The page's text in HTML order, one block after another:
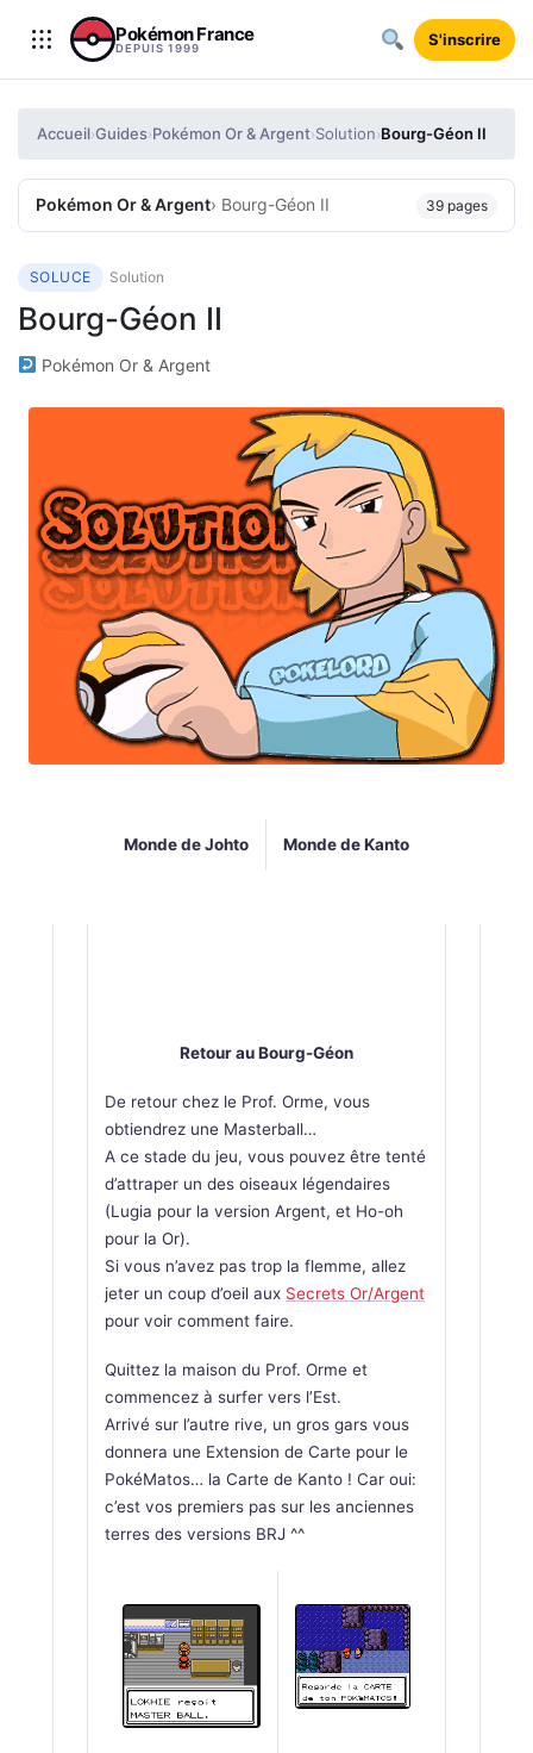
Aller au contenu
Pokémon France
DEPUIS 1999 S'inscrire
Accueil›Guides›Pokémon Or & Argent›Solution›Bourg-Géon II
Pokémon Or & Argent› Bourg-Géon II 39 pages
SOLUCE Solution
Bourg-Géon II
Pokémon Or & Argent
Monde de Johto Monde de Kanto
Retour au Bourg-Géon
De retour chez le Prof. Orme, vous
obtiendrez une Masterball…
A ce stade du jeu, vous pouvez être tenté
d’attraper un des oiseaux légendaires
(Lugia pour la version Argent, et Ho-oh
pour la Or).
Si vous n’avez pas trop la flemme, allez
jeter un coup d’oeil aux Secrets Or/Argent
pour voir comment faire.
Quittez la maison du Prof. Orme et
commencez à surfer vers l’Est.
Arrivé sur l’autre rive, un gros gars vous
donnera une Extension de Carte pour le
PokéMatos… la Carte de Kanto ! Car oui:
c’est vos premiers pas sur les anciennes
terres des versions BRJ ^^